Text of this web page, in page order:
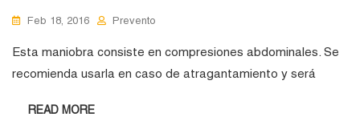
Feb 18, 2016 Prevento
Esta maniobra consiste en compresiones abdominales. Se
recomienda usarla en caso de atragantamiento y será
READ MORE